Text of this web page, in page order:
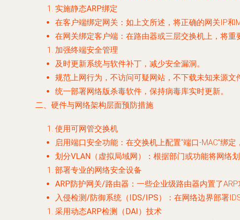
实施静态ARP绑定
在客户端绑定网关 ：如上文所述，将正确的网关IP
在网关绑定客户端 ：在路由器或三层交换机上，将
加强终端安全管理
及时更新系统与软件补丁 ，减少安全漏洞。
规范上网行为 ，不访问可疑网站，不下载未知来源文
统一部署网络版杀毒软件 ，保持病毒库实时更新。
二、硬件与网络架构层面预防措施
使用可网管交换机
启用端口安全功能 ：在交换机上配置“端口-MAC”绑
划分VLAN（虚拟局域网）
：根据部门或功能将网络
部署专业的网络安全设备
ARP防护网关/路由器 ：一些企业级路由器内置了
入侵检测/防御系统（IDS/IPS）
：在网络边界部署
采用动态ARP检测（DAI）技术